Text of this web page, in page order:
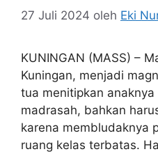
27 Juli 2024 oleh Eki
KUNINGAN (MASS) –
Kuningan, menjadi
tua menitipkan
madrasah, bahkan
karena membludaknya
ruang kelas terbatas.